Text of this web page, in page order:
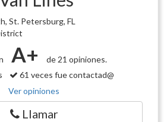
St. Petersburg, FL
A+
de 21 opiniones.
61 veces fue contactad@
Ver opiniones
Llamar